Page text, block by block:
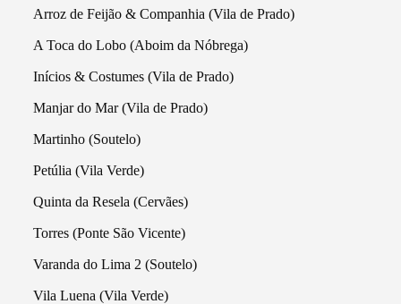
Arroz de Feijão & Companhia (Vila de Prado)
A Toca do Lobo (Aboim da Nóbrega)
Inícios & Costumes (Vila de Prado)
Manjar do Mar (Vila de Prado)
Martinho (Soutelo)
Petúlia (Vila Verde)
Quinta da Resela (Cervães)
Torres (Ponte São Vicente)
Varanda do Lima 2 (Soutelo)
Vila Luena (Vila Verde)